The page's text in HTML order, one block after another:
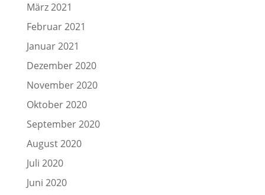
März 2021
Februar 2021
Januar 2021
Dezember 2020
November 2020
Oktober 2020
September 2020
August 2020
Juli 2020
Juni 2020